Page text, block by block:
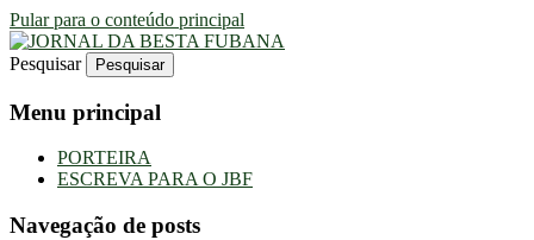
Pular para o conteúdo principal
JORNAL DA BESTA FUBANA
Uma Gazeta Escrota
Pesquisar
Menu principal
PORTEIRA
ESCREVA PARA O JBF
Navegação de posts